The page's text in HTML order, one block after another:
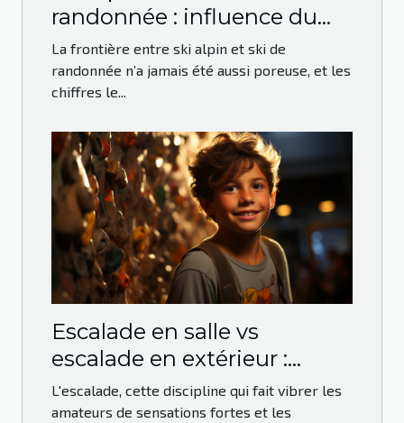
randonnée : influence du
mode d’acquisition sur la
pratique
La frontière entre ski alpin et ski de
randonnée n’a jamais été aussi poreuse, et les
chiffres le...
Escalade en salle vs
escalade en extérieur :
avantages et défis
L'escalade, cette discipline qui fait vibrer les
amateurs de sensations fortes et les